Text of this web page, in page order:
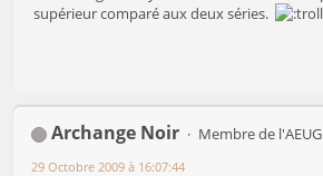
supérieur comparé aux deux séries.
Archange Noir Membre de l'AEUG
29 Octobre 2009 à 16:07:44